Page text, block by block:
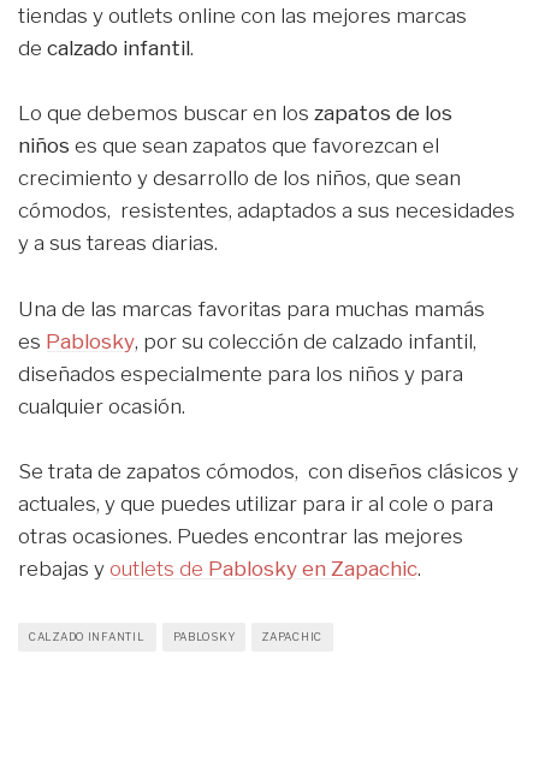
tiendas y outlets online con las mejores marcas
de calzado infantil.
Lo que debemos buscar en los zapatos de los
niños es que sean zapatos que favorezcan el
crecimiento y desarrollo de los niños, que sean
cómodos, resistentes, adaptados a sus necesidades
y a sus tareas diarias.
Una de las marcas favoritas para muchas mamás
es Pablosky, por su colección de calzado infantil,
diseñados especialmente para los niños y para
cualquier ocasión.
Se trata de zapatos cómodos, con diseños clásicos y
actuales, y que puedes utilizar para ir al cole o para
otras ocasiones. Puedes encontrar las mejores
rebajas y outlets de Pablosky en Zapachic.
CALZADO INFANTIL PABLOSKY ZAPACHIC